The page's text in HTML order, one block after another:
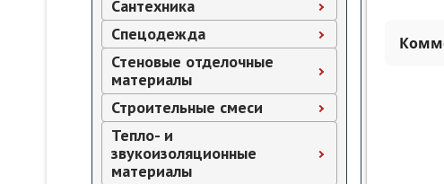
Сантехника
Спецодежда
Стеновые отделочные
материалы
Строительные смеси
Тепло- и
звукоизоляционные
материалы